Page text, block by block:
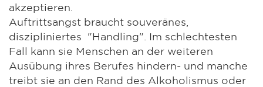
akzeptieren.
Auftrittsangst braucht souveränes,
diszipliniertes "Handling". Im schlechtesten
Fall kann sie Menschen an der weiteren
Ausübung ihres Berufes hindern- und manche
treibt sie an den Rand des Alkoholismus oder